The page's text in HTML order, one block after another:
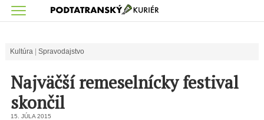
Kultúra Spravodajstvo
Najväčší remeselnícky festival
skončil
15. JÚLA 2015